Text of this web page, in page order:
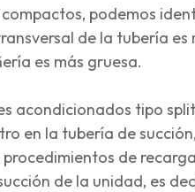
podemos
de la tubería
es más gruesa.
acondicionados tipo
en la tubería de
de
de la unidad, es